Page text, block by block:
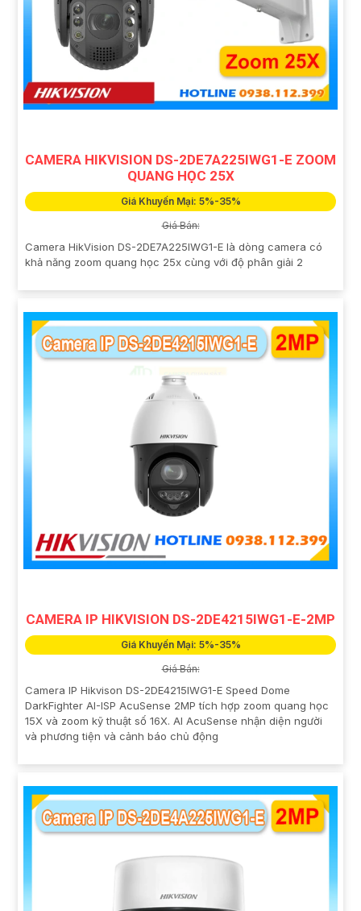
CAMERA HIKVISION DS-2DE7A225IWG1-E ZOOM
QUANG HỌC 25X
Giá Khuyến Mại: 5%-35%
Giá Bán:
Camera HikVision DS-2DE7A225IWG1-E là dòng camera có
khả năng zoom quang học 25x cùng với độ phân giải 2
CAMERA IP HIKVISION DS-2DE4215IWG1-E-2MP
Giá Khuyến Mại: 5%-35%
Giá Bán:
Camera IP Hikvison DS-2DE4215IWG1-E Speed Dome
DarkFighter AI-ISP AcuSense 2MP tích hợp zoom quang học
15X và zoom kỹ thuật số 16X. AI AcuSense nhận diện người
và phương tiện và cảnh báo chủ động